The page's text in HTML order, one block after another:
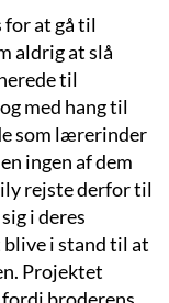
at gå til
aldrig at slå
til
med hang til
som lærerinder
ingen af dem
rejste derfor til
i deres
blive i stand til at
Projektet